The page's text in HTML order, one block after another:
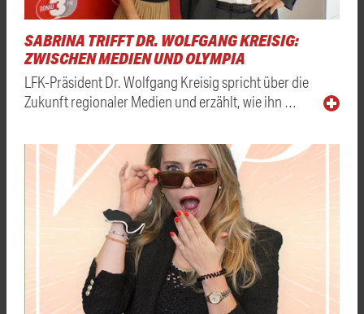
SABRINA TRIFFT DR. WOLFGANG KREISIG:
ZWISCHEN MEDIEN UND OLYMPIA
LFK-Präsident Dr. Wolfgang Kreisig spricht über die
Zukunft regionaler Medien und erzählt, wie ihn …